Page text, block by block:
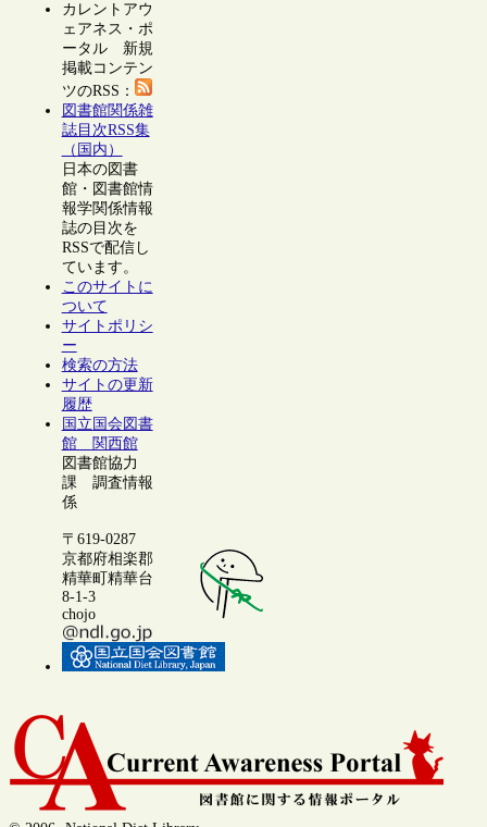
カレントアウ
ェアネス・ポ
ータル 新規
掲載コンテン
ツのRSS：
図書館関係雑
誌目次RSS集
（国内）
日本の図書
館・図書館情
報学関係情報
誌の目次を
RSSで配信し
ています。
このサイトに
ついて
サイトポリシ
ー
検索の方法
サイトの更新
履歴
国立国会図書
館 関西館
図書館協力
課 調査情報
係
〒619-0287
京都府相楽郡
精華町精華台
8-1-3
chojo